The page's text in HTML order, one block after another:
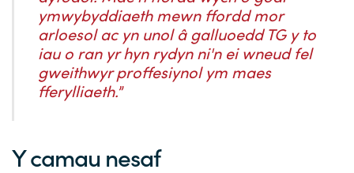
ymwybyddiaeth mewn ffordd mor
arloesol ac yn unol â galluoedd TG y to
iau o ran yr hyn rydyn ni'n ei wneud fel
gweithwyr proffesiynol ym maes
fferylliaeth.”
Y camau nesaf